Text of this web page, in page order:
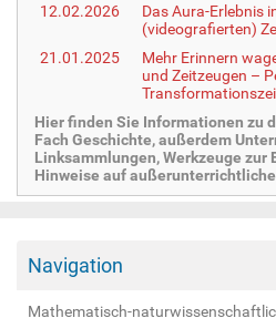
12.02.2026
Das Aura-Erlebnis
(videografierten)
21.01.2025
Mehr Erinnern
und Zeitzeugen –
Hier finden Sie Informationen zu
Fach Geschichte, außerdem
Linksammlungen, Werkzeuge zur
Hinweise auf
Navigation
Mathematisch-